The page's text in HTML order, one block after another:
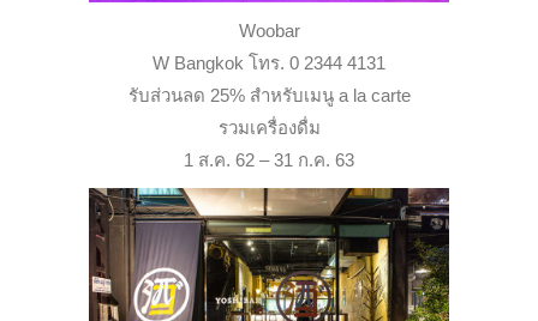
Woobar
W Bangkok โทร. 0 2344 4131
รับส่วนลด 25% สำหรับเมนู a la carte
รวมเครื่องดื่ม
1 ส.ค. 62 – 31 ก.ค. 63